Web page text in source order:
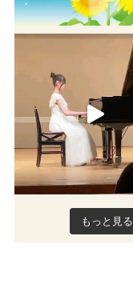
もっと見る